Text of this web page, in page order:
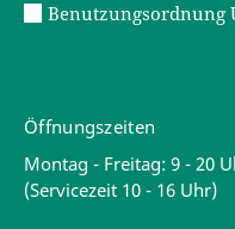
Benutzungsordnung
Öffnungszeiten
Montag - Freitag: 9 - 20
(Servicezeit 10 - 16 Uhr)